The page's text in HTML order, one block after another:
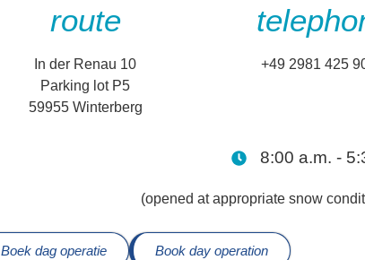
route
In der Renau 10
Parking lot P5
59955 Winterberg
+49 2981 425
8:00 a.m. -
(opened at appropriate snow
Boek dag operatie Book day operation